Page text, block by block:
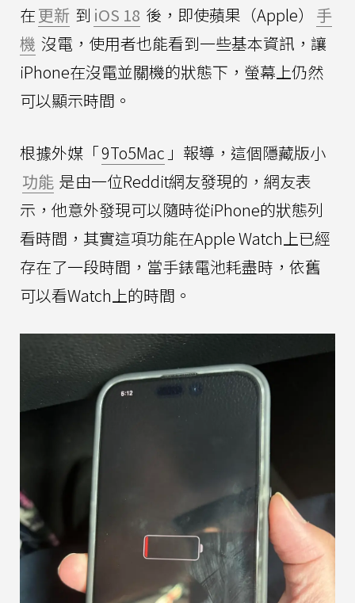
在更新 到 iOS 18 後，即使蘋果（Apple）
手
機 沒電，使用者也能看到一些基本資訊，讓
iPhone在沒電並關機的狀態下，螢幕上仍然
可以顯示時間。
根據外媒「9To5Mac 」報導，這個隱藏版小
功能 是由一位Reddit網友發現的，網友表
示，他意外發現可以隨時從iPhone的狀態列
看時間，其實這項功能在Apple Watch上已經
存在了一段時間，當手錶電池耗盡時，依舊
可以看Watch上的時間。